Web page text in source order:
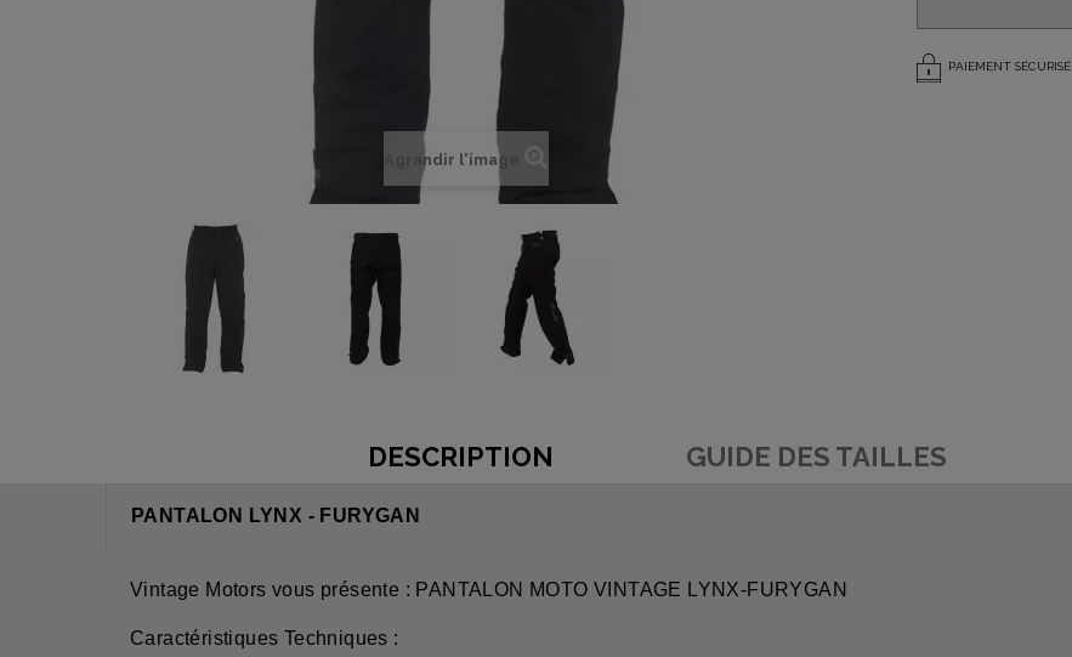
Agrandir l'image
PAIEMENT SÉCURISÉ
DESCRIPTION GUIDE DES TAILLES
PANTALON LYNX - FURYGAN
Vintage Motors vous présente : PANTALON MOTO VINTAGE LYNX-FURYGAN
Caractéristiques Techniques :